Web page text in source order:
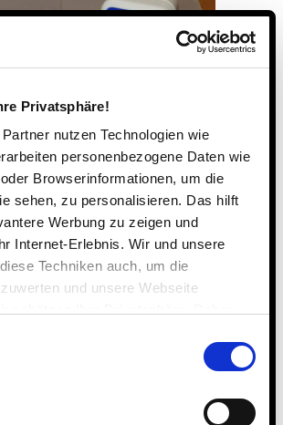
Privatsphäre!
nutzen Technologien wie
personenbezogene Daten wie
Browserinformationen, um die
sehen, zu personalisieren. Das hilft
Werbung zu zeigen und
Internet-Erlebnis. Wir und unsere
Techniken auch, um die
und unsere Webseite